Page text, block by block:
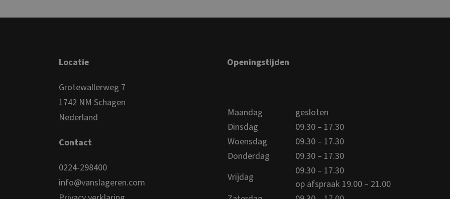
Locatie
Grotewallerweg 7
1742 NM Schagen
Nederland
Contact
0224-298400
info@vanslageren.com
Openingstijden
Maandag
gesloten
Dinsdag
09.30 – 17.30
Woensdag
09.30 – 17.30
Donderdag
09.30 – 17.30
Vrijdag
09.30 – 17.30
op afspraak 19.00 – 21.00